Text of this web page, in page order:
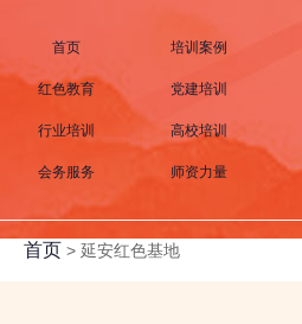
首页 培训案例
红色教育 党建培训
行业培训 高校培训
会务服务 师资力量
首页 > 延安红色基地